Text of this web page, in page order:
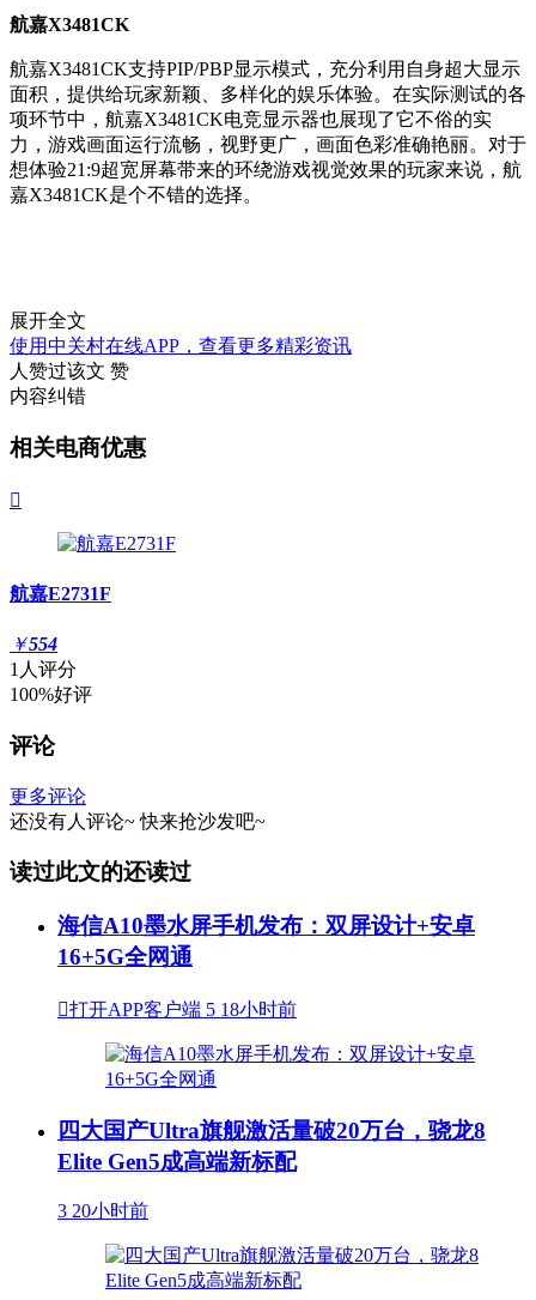
航嘉X3481CK
航嘉X3481CK支持PIP/PBP显示模式，充分利用自身超大显示
面积，提供给玩家新颖、多样化的娱乐体验。在实际测试的各
项环节中，航嘉X3481CK电竞显示器也展现了它不俗的实
力，游戏画面运行流畅，视野更广，画面色彩准确艳丽。对于
想体验21:9超宽屏幕带来的环绕游戏视觉效果的玩家来说， 航
嘉X3481CK是个不错的选择。
展开全文
使用中关村在线APP，查看更多精彩资讯
人赞过该文 赞
内容纠错
相关电商优惠

航嘉E2731F
￥554
1人评分
100%好评
评论
更多评论
还没有人评论~ 快来抢沙发吧~
读过此文的还读过
海信A10墨水屏手机发布：双屏设计+安卓
16+5G全网通
打开APP客户端 5 18小时前
四大国产Ultra旗舰激活量破20万台，骁龙8
Elite Gen5成高端新标配
3 20小时前